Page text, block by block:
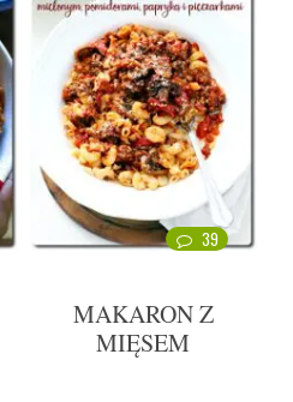
39
MAKARON Z
MIĘSEM